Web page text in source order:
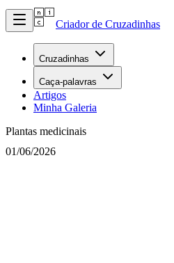
Criador de Cruzadinhas
Cruzadinhas
Caça-palavras
Artigos
Minha Galeria
Plantas medicinais
01/06/2026